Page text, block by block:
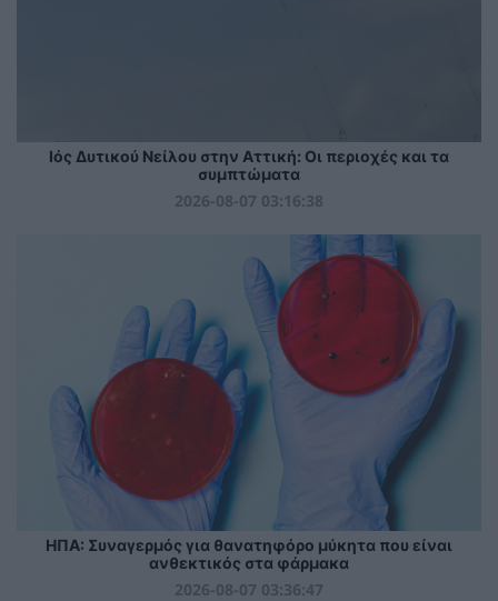
Ιός Δυτικού Νείλου στην Αττική: Οι περιοχές και τα
συμπτώματα
2026-08-07 03:16:38
ΗΠΑ: Συναγερμός για θανατηφόρο μύκητα που είναι
ανθεκτικός στα φάρμακα
2026-08-07 03:36:47